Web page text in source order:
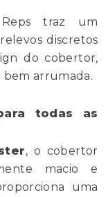
traz um
discretos
do cobertor,
bem arrumada.
todas as
, o cobertor
macio e
uma